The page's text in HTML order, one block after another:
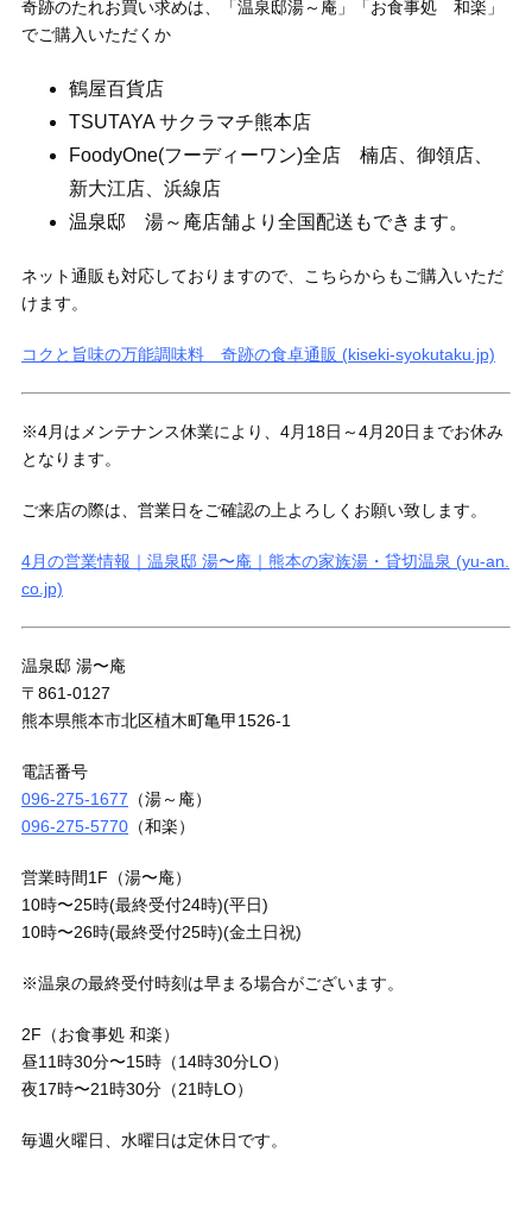
奇跡のたれお買い求めは、「温泉邸湯～庵」「お食事処 和楽」
でご購入いただくか
鶴屋百貨店
TSUTAYA サクラマチ熊本店
FoodyOne(フーディーワン)全店 楠店、御領店、
新大江店、浜線店
温泉邸 湯～庵店舗より全国配送もできます。
ネット通販も対応しておりますので、こちらからもご購入いただ
けます。
コクと旨味の万能調味料 奇跡の食卓通販 (kiseki-syokutaku.jp)
※4月はメンテナンス休業により、4月18日～4月20日までお休み
となります。
ご来店の際は、営業日をご確認の上よろしくお願い致します。
4月の営業情報｜温泉邸 湯〜庵｜熊本の家族湯・貸切温泉 (yu-an.
co.jp)
温泉邸 湯〜庵
〒861-0127
熊本県熊本市北区植木町亀甲1526-1
電話番号
096-275-1677 （湯～庵）
096-275-5770（和楽）
営業時間1F（湯〜庵）
10時〜25時(最終受付24時)(平日)
10時〜26時(最終受付25時)(金土日祝)
※温泉の最終受付時刻は早まる場合がございます。
2F（お食事処 和楽）
昼11時30分〜15時（14時30分LO）
夜17時〜21時30分（21時LO）
毎週火曜日、水曜日は定休日です。